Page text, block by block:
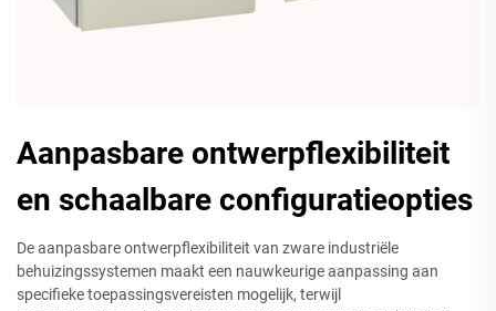
Aanpasbare ontwerpflexibiliteit
en schaalbare configuratieopties
De aanpasbare ontwerpflexibiliteit van zware industriële
behuizingssystemen maakt een nauwkeurige aanpassing aan
specifieke toepassingsvereisten mogelijk, terwijl